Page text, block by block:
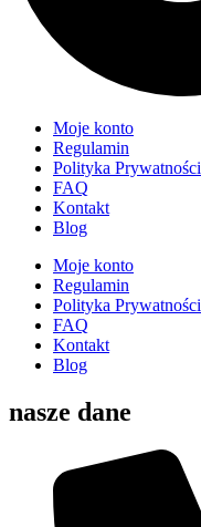
Moje konto
Regulamin
Polityka Prywatności
FAQ
Kontakt
Blog
Moje konto
Regulamin
Polityka Prywatności
FAQ
Kontakt
Blog
nasze dane